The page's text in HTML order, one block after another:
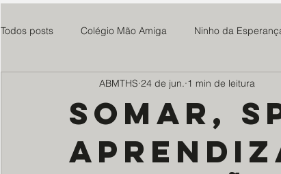
Todos posts Colégio Mão Amiga Ninho da
Parsifal Centro Madre Maria Rosa
Esperança e Vida teste Projeto Tive Fome
Somar,
ABMTHS 24 de jun. 1 min de leitura